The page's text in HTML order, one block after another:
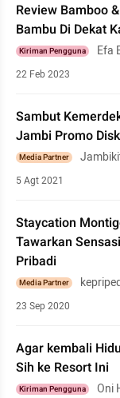
Review Bamboo
Bambu Di Dekat
Kiriman Pengguna Efa
22 Feb 2023
Sambut
Jambi Promo
Media Partner
5 Agt 2021
Staycation
Tawarkan
Pribadi
Media Partner
23 Sep 2020
Agar kembali
Sih ke Resort Ini
Kiriman Pengguna Oni